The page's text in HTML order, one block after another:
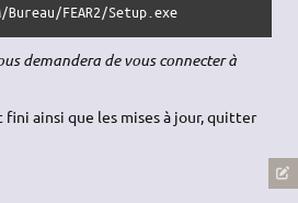
Bureau/FEAR2/Setup.exe
demandera de vous connecter à
ainsi que les mises à jour, quitter